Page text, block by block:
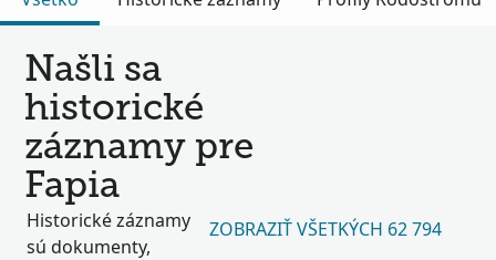
Našli sa
historické
záznamy pre
Fapia
Historické záznamy
sú dokumenty,
ZOBRAZIŤ VŠETKÝCH 62 794